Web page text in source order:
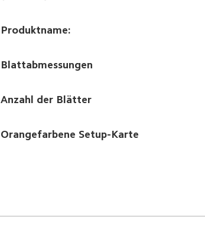
Produktname:
Blattabmessungen
Anzahl der Blätter
Orangefarbene Setup-Karte